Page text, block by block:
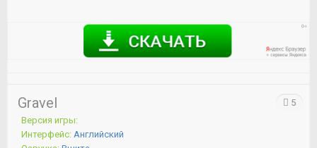
Gravel
Версия игры:
Интерфейс: Английский
5